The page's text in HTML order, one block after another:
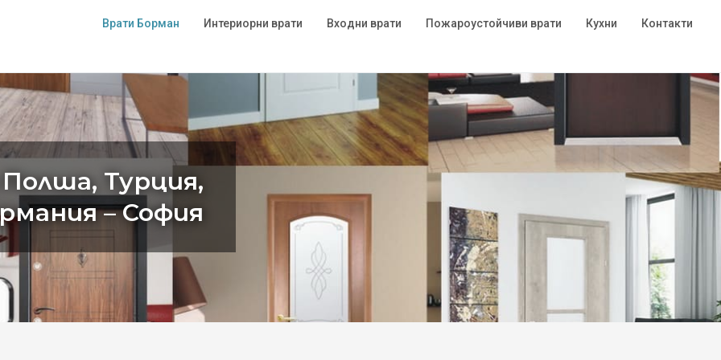
Врати Борман Интериорни врати Входни врати Пожароустойчиви врати Кухни Контакти
Турция,
– София